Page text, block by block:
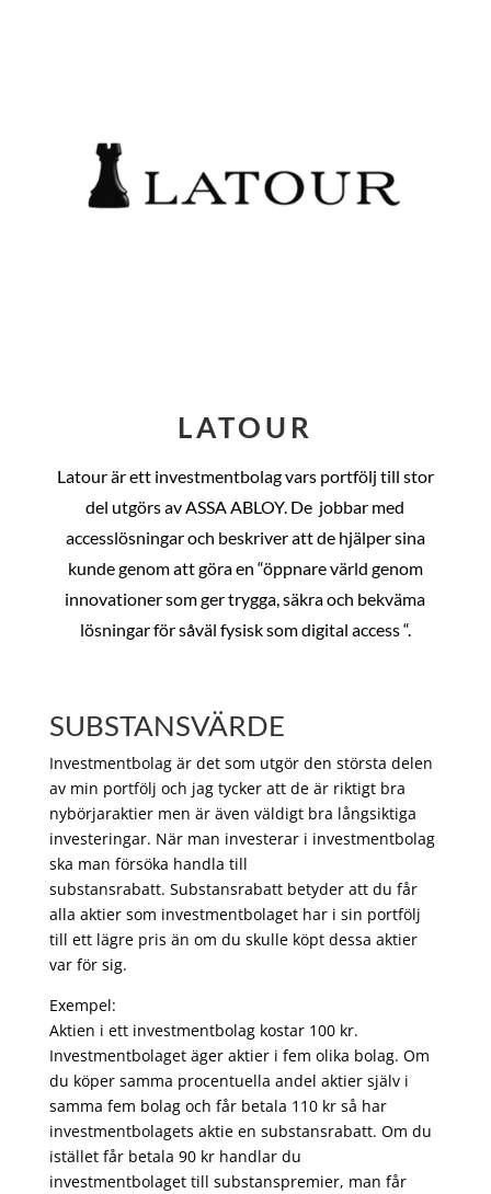
LATOUR
Latour är ett investmentbolag vars portfölj till stor
del utgörs av ASSA ABLOY. De jobbar med
accesslösningar och beskriver att de hjälper sina
kunde genom att göra en “öppnare värld genom
innovationer som ger trygga, säkra och bekväma
lösningar för såväl fysisk som digital access “.
SUBSTANSVÄRDE
Investmentbolag är det som utgör den största delen
av min portfölj och jag tycker att de är riktigt bra
nybörjaraktier men är även väldigt bra långsiktiga
investeringar. När man investerar i investmentbolag
ska man försöka handla till
substansrabatt. Substansrabatt betyder att du får
alla aktier som investmentbolaget har i sin portfölj
till ett lägre pris än om du skulle köpt dessa aktier
var för sig.
Exempel:
Aktien i ett investmentbolag kostar 100 kr.
Investmentbolaget äger aktier i fem olika bolag. Om
du köper samma procentuella andel aktier själv i
samma fem bolag och får betala 110 kr så har
investmentbolagets aktie en substansrabatt. Om du
istället får betala 90 kr handlar du
investmentbolaget till substanspremier, man får